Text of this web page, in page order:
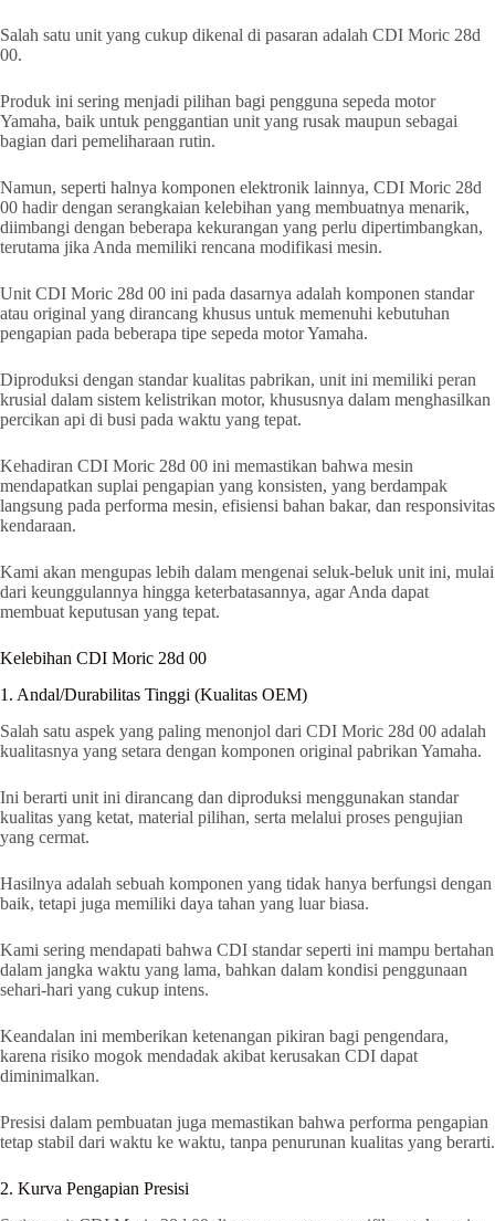
Salah satu unit yang cukup dikenal di pasaran adalah CDI Moric 28d
00.
Produk ini sering menjadi pilihan bagi pengguna sepeda motor
Yamaha, baik untuk penggantian unit yang rusak maupun sebagai
bagian dari pemeliharaan rutin.
Namun, seperti halnya komponen elektronik lainnya, CDI Moric 28d
00 hadir dengan serangkaian kelebihan yang membuatnya menarik,
diimbangi dengan beberapa kekurangan yang perlu dipertimbangkan,
terutama jika Anda memiliki rencana modifikasi mesin.
Unit CDI Moric 28d 00 ini pada dasarnya adalah komponen standar
atau original yang dirancang khusus untuk memenuhi kebutuhan
pengapian pada beberapa tipe sepeda motor Yamaha.
Diproduksi dengan standar kualitas pabrikan, unit ini memiliki peran
krusial dalam sistem kelistrikan motor, khususnya dalam menghasilkan
percikan api di busi pada waktu yang tepat.
Kehadiran CDI Moric 28d 00 ini memastikan bahwa mesin
mendapatkan suplai pengapian yang konsisten, yang berdampak
langsung pada performa mesin, efisiensi bahan bakar, dan responsivitas
kendaraan.
Kami akan mengupas lebih dalam mengenai seluk-beluk unit ini, mulai
dari keunggulannya hingga keterbatasannya, agar Anda dapat
membuat keputusan yang tepat.
Kelebihan CDI Moric 28d 00
1. Andal/Durabilitas Tinggi (Kualitas OEM)
Salah satu aspek yang paling menonjol dari CDI Moric 28d 00 adalah
kualitasnya yang setara dengan komponen original pabrikan Yamaha.
Ini berarti unit ini dirancang dan diproduksi menggunakan standar
kualitas yang ketat, material pilihan, serta melalui proses pengujian
yang cermat.
Hasilnya adalah sebuah komponen yang tidak hanya berfungsi dengan
baik, tetapi juga memiliki daya tahan yang luar biasa.
Kami sering mendapati bahwa CDI standar seperti ini mampu bertahan
dalam jangka waktu yang lama, bahkan dalam kondisi penggunaan
sehari-hari yang cukup intens.
Keandalan ini memberikan ketenangan pikiran bagi pengendara,
karena risiko mogok mendadak akibat kerusakan CDI dapat
diminimalkan.
Presisi dalam pembuatan juga memastikan bahwa performa pengapian
tetap stabil dari waktu ke waktu, tanpa penurunan kualitas yang berarti.
2. Kurva Pengapian Presisi